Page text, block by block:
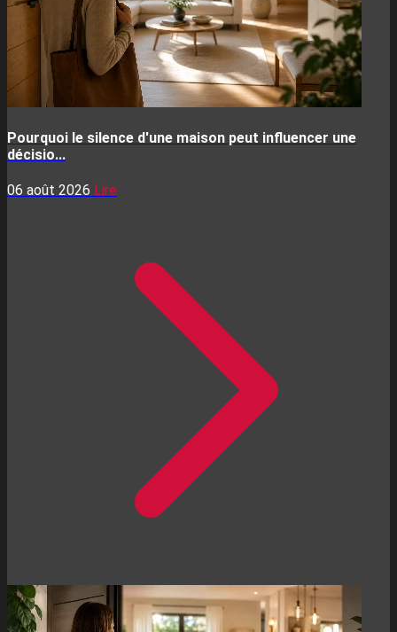
Pourquoi le silence d'une maison peut influencer une
décisio...
06 août 2026 Lire